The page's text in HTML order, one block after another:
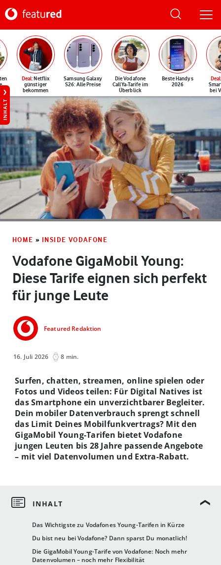
Deal: Netflix
günstiger
bekommen
Samsung Galaxy
S26: Alle Preise
Die Vodafone
CallYa-Tarife im
Überblick
Beste Handys
2026
Deal
bei
INHALT
HOME » INSIDE VODAFONE
Vodafone GigaMobil Young:
Diese Tarife eignen sich perfekt
für junge Leute
Featured Redaktion
16. Juli 2026 8 min.
Das Wichtigste zu Vodafones Young-Tarifen in Kürze
Du bist neu bei Vodafone? Dann sparst Du monatlich!
Die GigaMobil Young-Tarife von Vodafone: Noch mehr
Datenvolumen – noch mehr Flexibilität
Surfen, chatten, streamen, online spielen oder
Fotos und Videos teilen: Für Digital Natives ist
das Smartphone ein unverzichtbarer Begleiter.
Dein mobiler Datenverbrauch sprengt schnell
das Limit Deines Mobilfunkvertrags? Mit den
GigaMobil Young-Tarifen bietet Vodafone
jungen Leuten bis 28 Jahre passende Angebote
– mit viel Datenvolumen und Extra-Rabatt.